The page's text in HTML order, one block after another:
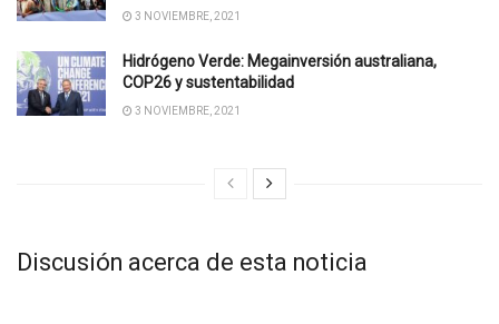
3 NOVIEMBRE, 2021
Hidrógeno Verde: Megainversión australiana,
COP26 y sustentabilidad
3 NOVIEMBRE, 2021
Discusión acerca de esta noticia